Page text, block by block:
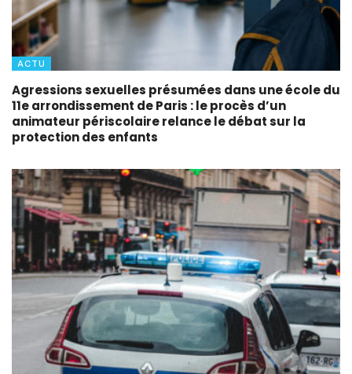
ACTU
Agressions sexuelles présumées dans une école du
11e arrondissement de Paris : le procès d’un
animateur périscolaire relance le débat sur la
protection des enfants